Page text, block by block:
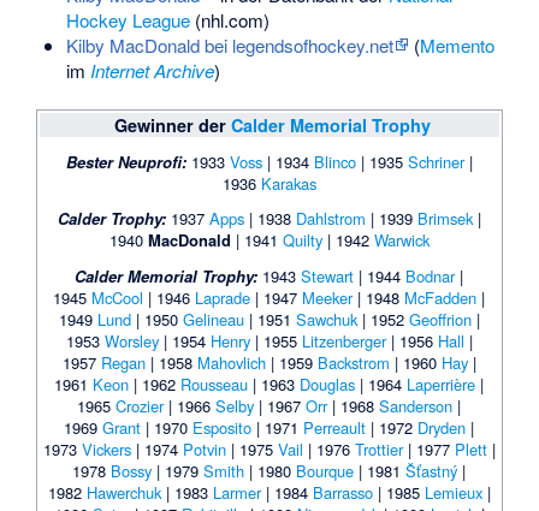
Hockey League(nhl.com)
Kilby MacDonald bei legendsofhockey.net
(Memento
im Internet Archive)
Gewinner der Calder Memorial Trophy
Bester Neuprofi:1933 Voss| 1934 Blinco| 1935 Schriner|
1936 Karakas
Calder Trophy:1937 Apps| 1938 Dahlstrom | 1939 Brimsek|
1940 MacDonald | 1941 Quilty| 1942 Warwick
Calder Memorial Trophy: 1943Stewart | 1944 Bodnar|
1945 McCool | 1946 Laprade | 1947 Meeker| 1948 McFadden |
1949 Lund| 1950 Gelineau| 1951 Sawchuk| 1952 Geoffrion|
1953 Worsley| 1954 Henry| 1955 Litzenberger| 1956 Hall |
1957 Regan| 1958 Mahovlich| 1959 Backstrom | 1960 Hay|
1961 Keon | 1962 Rousseau | 1963 Douglas | 1964 Laperrière |
1965Crozier| 1966Selby | 1967Orr| 1968Sanderson |
1969Grant | 1970 Esposito | 1971 Perreault | 1972 Dryden |
1973 Vickers| 1974 Potvin| 1975 Vail | 1976 Trottier| 1977 Plett|
1978 Bossy | 1979Smith | 1980 Bourque | 1981Šťastný |
1982 Hawerchuk| 1983 Larmer| 1984 Barrasso| 1985 Lemieux|